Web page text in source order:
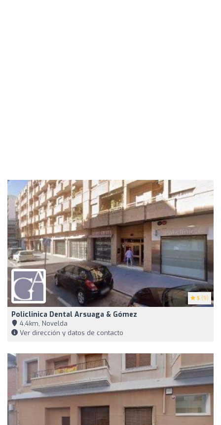
5 (9)
Policlinica Dental Arsuaga & Gómez
4,4km, Novelda
Ver dirección y datos de contacto